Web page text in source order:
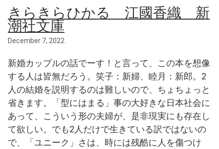
きらきらひかる 江國香織 新
潮社文庫
December 7, 2022
新婚カップルの話でーす！と言って、この本を想像
する人は皆無だろう。笑子：新婦、睦月：新郎。2
人の結婚を説明するのは難しいので、ちょちょっと
省きます。「型にはまる」事の大好きな日本社会に
あって、こういう形の夫婦が、是非現実にも存在し
て欲しい。でも2人だけで生きている訳ではないの
で、「ユニーク」さは、時には残酷に人を傷つけ